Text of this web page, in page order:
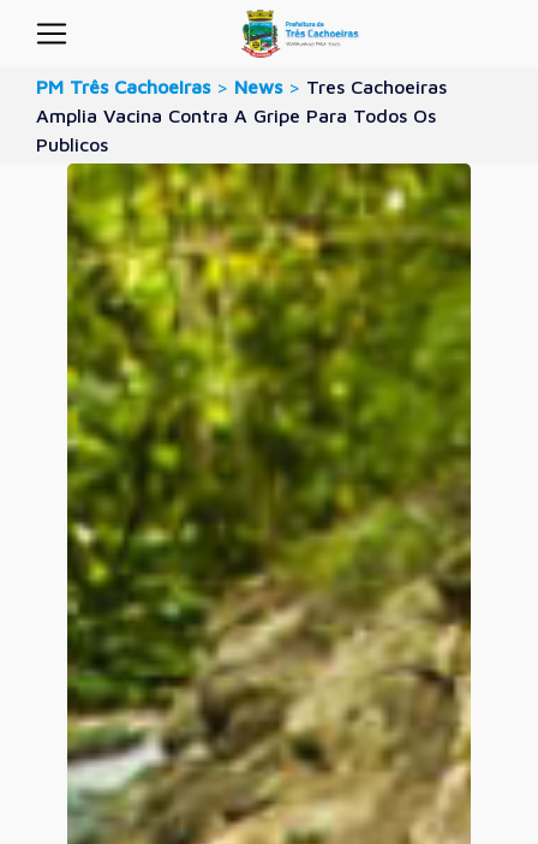
PM Três Cachoeiras > News > Tres Cachoeiras
Amplia Vacina Contra A Gripe Para Todos Os
Publicos